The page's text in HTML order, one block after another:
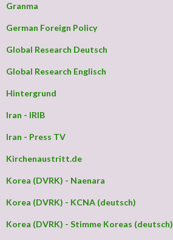
Granma
German Foreign Policy
Global Research Deutsch
Global Research Englisch
Hintergrund
Iran - IRIB
Iran - Press TV
Kirchenaustritt.de
Korea (DVRK) - Naenara
Korea (DVRK) - KCNA (deutsch)
Korea (DVRK) - Stimme Koreas (deutsch)